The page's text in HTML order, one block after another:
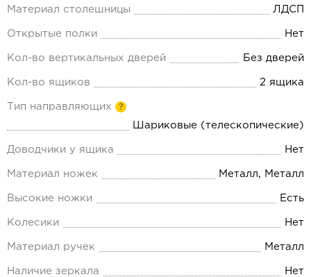
Материал столешницы ЛДСП
Открытые полки Нет
Кол-во вертикальных дверей Без дверей
Кол-во ящиков 2 ящика
Тип направляющих ?
Шариковые (телескопические)
Доводчики у ящика Нет
Материал ножек Металл, Металл
Высокие ножки Есть
Колесики Нет
Материал ручек Металл
Наличие зеркала Нет